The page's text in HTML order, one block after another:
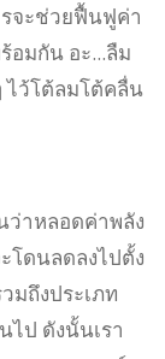
จะช่วยฟื้นฟูค่า
อมกัน อะ...ลืม
ไว้โต้ลมโต้คลื่น
ว่าหลอดค่าพลัง
โดนลดลงไปตั้ง
มถึงประเภท
ป ดังนั้นเรา